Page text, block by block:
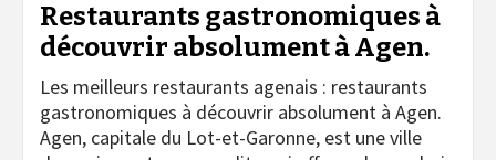
Restaurants gastronomiques à
découvrir absolument à Agen.
Les meilleurs restaurants agenais : restaurants
gastronomiques à découvrir absolument à Agen.
Agen, capitale du Lot-et-Garonne, est une ville